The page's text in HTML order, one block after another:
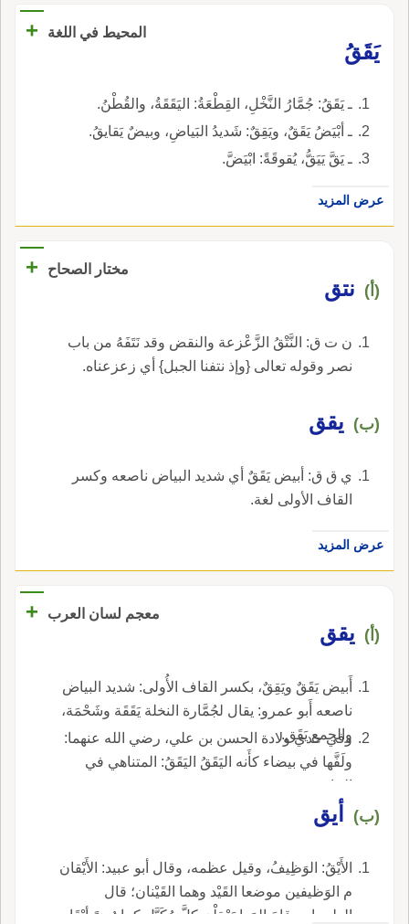
المحيط في اللغة
+
يَقَقُ
ـ يَقَقُ: جُمَّارُ النَّخْلِ، القِطْعَةُ: اليَقَقَةُ، والقُطْنُ.
ـ أبْيَضُ يَقَقٌ، ويَقِقٌ: شَديدُ البَياضِ، وبيضٌ يَقايقُ.
ـ يَقَّ يَيَقُّ، يُقوقَةً: ابْيَضَّ.
عرض المزيد
مختار الصحاح +
(أ) نتق
ن ت ق: النَّتْقُ الزَّعْزعة والنقض وقد نَتَفَهُ من باب
نصر وقوله تعالى {وإذ نتفنا الجبل} أي زعزعناه.
(ب) يقق
ي ق ق: أبيض يَقَقٌ أي شديد البياض ناصعه وكسر
القاف الأولى لغة.
عرض المزيد
معجم لسان العرب +
(أ) يقق
أَبيض يَقَقٌ ويَقِقٌ، بكسر القاف الأُولى: شديد البياض
ناصعه أَبو عمرو: يقال لجُمَّارة النخلة يَقَقَة وشَحْمَة،
والجمع يَقَق.
وفي حدي ولادة الحسن بن علي، رضي الله عنهما:
ولَفَّها في بيضاء كأَنه اليَقَقُ اليَقَقُ: المتناهي في
البياض.
(ب) أيق
الأَيْقُ: الوَظِيفُ، وقيل عظمه، وقال أبو عبيد: الأَيْقان
م الوَظيفين موضعا القَيْد وهما القَيْنان؛ قال
الطرماح وقامَ المَها يَعْقِلْنَ كلَّ مُكَبَّلٍ كما رُضً أيْقَا